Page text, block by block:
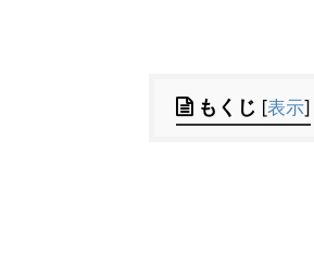
もくじ [表示]